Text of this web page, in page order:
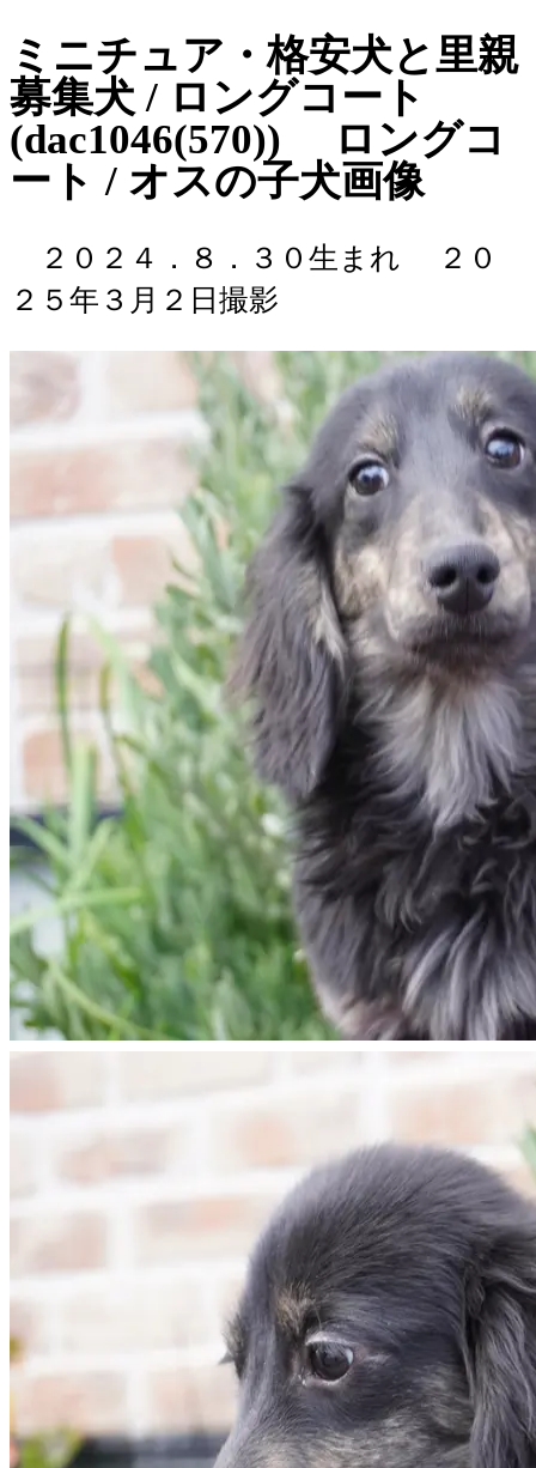
ミニチュア・格安犬と里親
募集犬 / ロングコート
(dac1046(570)) ロングコ
ート / オスの子犬画像
２０２４．８．３０生まれ
２０
２５年３月２日撮影